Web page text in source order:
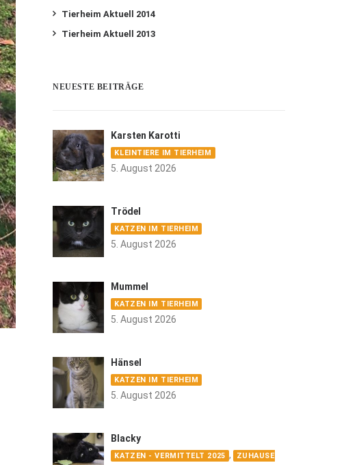
Tierheim Aktuell 2014
Tierheim Aktuell 2013
NEUESTE BEITRÄGE
Karsten Karotti
KLEINTIERE IM TIERHEIM
5. August 2026
Trödel
KATZEN IM TIERHEIM
5. August 2026
Mummel
KATZEN IM TIERHEIM
5. August 2026
Hänsel
KATZEN IM TIERHEIM
5. August 2026
Blacky
KATZEN - VERMITTELT 2025 ,
ZUHAUSE